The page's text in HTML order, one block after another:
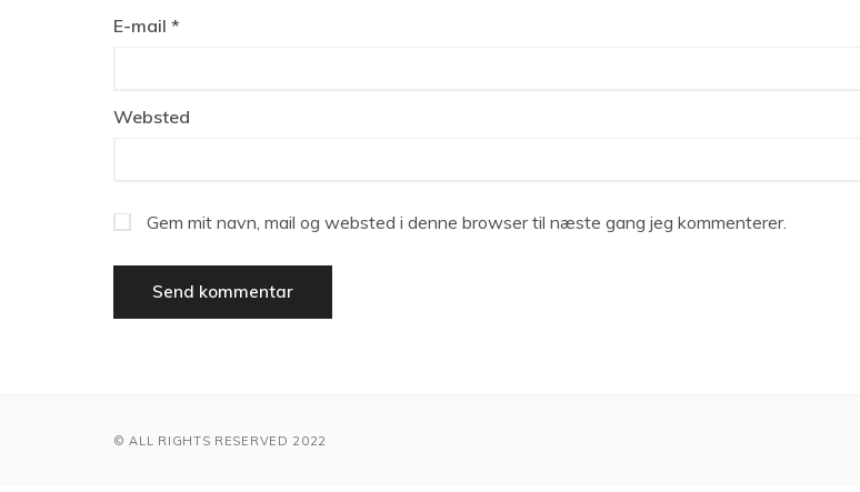
E-mail *
Websted
Gem mit navn, mail og websted i denne browser til næste gang jeg kommenterer.
© ALL RIGHTS RESERVED 2022